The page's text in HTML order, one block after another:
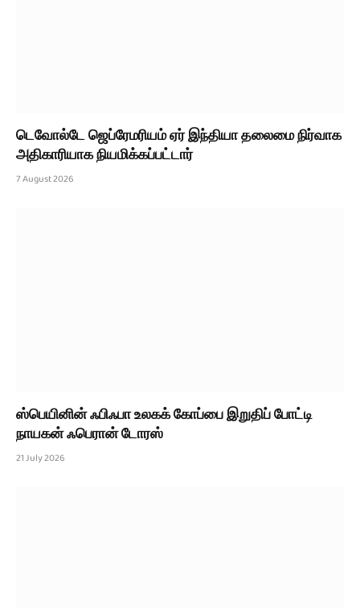
டெவோல்டே ஜெப்ரேமரியம் ஏர் இந்தியா தலைமை நிர்வாக
அதிகாரியாக நியமிக்கப்பட்டார்
7 August 2026
ஸ்பெயினின் ஃபிஃபா உலகக் கோப்பை இறுதிப் போட்டி
நாயகன் ஃபெரான் டோரஸ்
21 July 2026